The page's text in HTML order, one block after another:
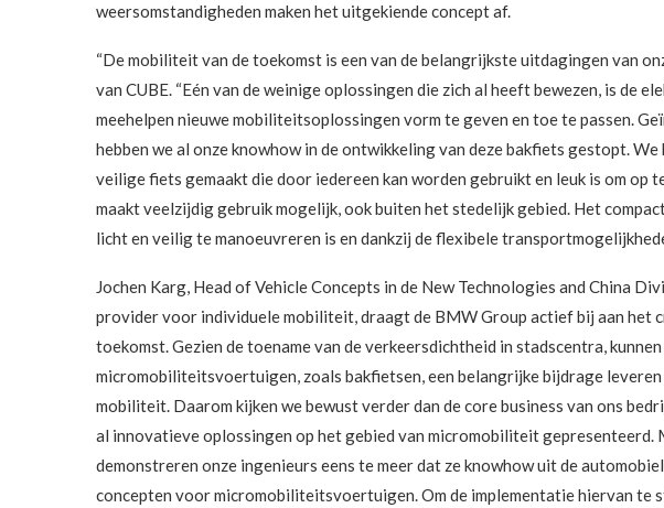
weersomstandigheden maken het uitgekiende concept af.
“De mobiliteit van de toekomst is een van de belangrijkste uitdagingen van
van CUBE. “Eén van de weinige oplossingen die zich al heeft bewezen, is de
meehelpen nieuwe mobiliteitsoplossingen vorm te geven en toe te passen.
hebben we al onze knowhow in de ontwikkeling van deze bakfiets gestopt.
veilige fiets gemaakt die door iedereen kan worden gebruikt en leuk is om op
maakt veelzijdig gebruik mogelijk, ook buiten het stedelijk gebied. Het
licht en veilig te manoeuvreren is en dankzij de flexibele
Jochen Karg, Head of Vehicle Concepts in de New Technologies and China
provider voor individuele mobiliteit, draagt ​​de BMW Group actief bij aan het
toekomst. Gezien de toename van de verkeersdichtheid in stadscentra,
micromobiliteitsvoertuigen, zoals bakfietsen, een belangrijke bijdrage
mobiliteit. Daarom kijken we bewust verder dan de core business van ons
al innovatieve oplossingen op het gebied van micromobiliteit gepresenteerd.
demonstreren onze ingenieurs eens te meer dat ze knowhow uit de
concepten voor micromobiliteitsvoertuigen. Om de implementatie hiervan te